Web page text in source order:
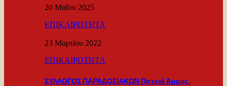
20 Μαΐου 2025
ΕΠΙΚΑΙΡΟΤΗΤΑ
23 Μαρτίου 2022
ΕΠΙΚΑΙΡΟΤΗΤΑ
ΣΥΛΛΟΓΟΣ ΠΑΡΑΔΟΣΙΑΚΩΝ Παχειά Άμμος,